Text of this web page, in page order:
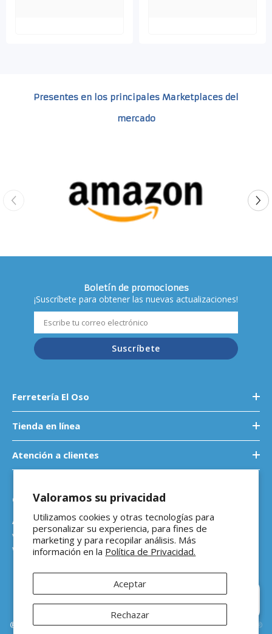
Valoramos su privacidad
Utilizamos cookies y otras tecnologías para
personalizar su experiencia, para fines de
marketing y para recopilar análisis. Más
información en la Política de Privacidad.
Aceptar
Rechazar
Presentes en los principales Marketplaces del
mercado
Boletín de promociones
¡Suscríbete para obtener las nuevas actualizaciones!
Suscríbete
Ferretería El Oso
Tienda en línea
Atención a clientes
Contáctanos
Atención a empresas
ventasb2b@ferreteriaeloso.mx
WhatsApp: 464 205 4992
®Ferretería El Oso Todos los derechos reservados |Vitamina Online®
Hola 👋 ¿En qué podemos
ayudarte?